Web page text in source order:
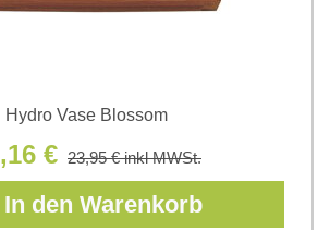
Hydro Vase Blossom
€ 23,95 €inkl MWSt.
den Warenkorb